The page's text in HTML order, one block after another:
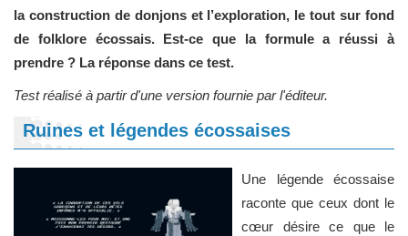
la construction de donjons et l’exploration, le tout sur fond
de folklore écossais. Est-ce que la formule a réussi à
prendre ? La réponse dans ce test.
Test réalisé à partir d'une version fournie par l'éditeur.
Ruines et légendes écossaises
Une légende écossaise
raconte que ceux dont le
cœur désire ce que le